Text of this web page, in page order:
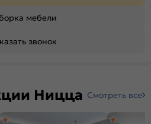
мебели
звонок
Ницца Смотреть все